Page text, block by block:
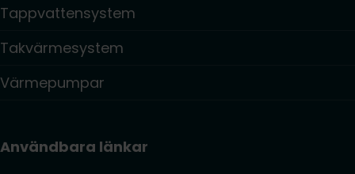
Tappvattensystem
Takvärmesystem
Värmepumpar
Användbara länkar